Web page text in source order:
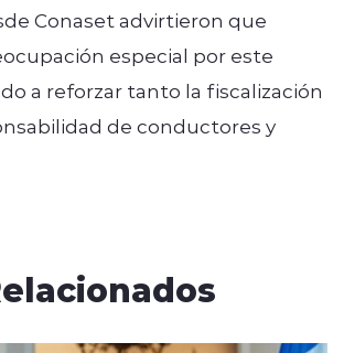
Conaset advirtieron que
especial por este
a reforzar tanto la fiscalización
de conductores y